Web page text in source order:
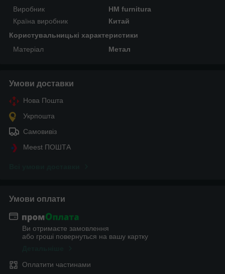
Виробник
HM furnitura
Країна виробник
Китай
Користувальницькі характеристики
Матеріал
Метал
Умови доставки
Нова Пошта
Укрпошта
Самовивіз
Meest ПОШТА
Умови оплати
Ви отримаєте замовлення
або гроші повернуться на вашу картку
Оплатити частинами